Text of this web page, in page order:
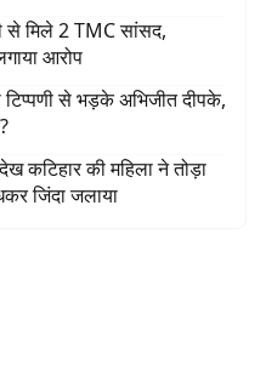
से मिले 2 TMC सांसद,
आरोप
टिप्पणी से भड़के अभिजीत दीपके,
कटिहार की महिला ने तोड़ा
जिंदा जलाया